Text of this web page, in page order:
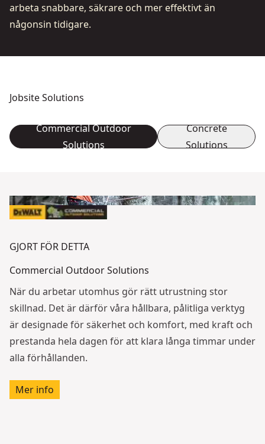
arbeta snabbare, säkrare och mer effektivt än
någonsin tidigare.
Jobsite Solutions
Commercial Outdoor
Solutions
Concrete
Solutions
GJORT FÖR DETTA
Commercial Outdoor Solutions
När du arbetar utomhus gör rätt utrustning stor
skillnad. Det är därför våra hållbara, pålitliga verktyg
är designade för säkerhet och komfort, med kraft och
prestanda hela dagen för att klara långa timmar under
alla förhållanden.
Mer info